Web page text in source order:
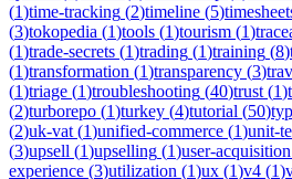
(1)time-tracking (2)timeline (5)
(3)tokopedia (1)tools (1)tourism (1)
(1)trade-secrets (1)trading (1)training (8)
(1)transformation (1)transparency (3)
(1)triage (1)troubleshooting (40)trust (1)
(2)turborepo (1)turkey (4)tutorial (50)
(2)uk-vat (1)unified-commerce (1)unit-
(3)upsell (1)upselling (1)user-acquisition
experience (3)utilization (1)ux (1)v4 (1)